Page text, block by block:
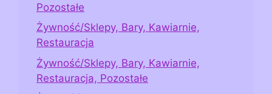
Pozostałe
Żywność/Sklepy, Bary, Kawiarnie,
Restauracja
Żywność/Sklepy, Bary, Kawiarnie,
Restauracja, Pozostałe